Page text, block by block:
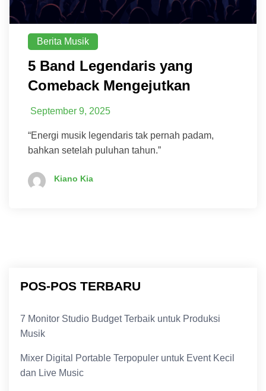
Berita Musik
5 Band Legendaris yang
Comeback Mengejutkan
September 9, 2025
“Energi musik legendaris tak pernah padam,
bahkan setelah puluhan tahun.”
Kiano Kia
POS-POS TERBARU
7 Monitor Studio Budget Terbaik untuk Produksi
Musik
Mixer Digital Portable Terpopuler untuk Event Kecil
dan Live Music